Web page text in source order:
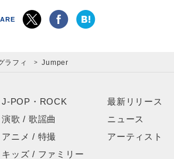
ラフィ Jumper
J-POP・ROCK
演歌 / 歌謡曲
アニメ / 特撮
キッズ / ファミリー
最新リリース
ニュース
アーティスト